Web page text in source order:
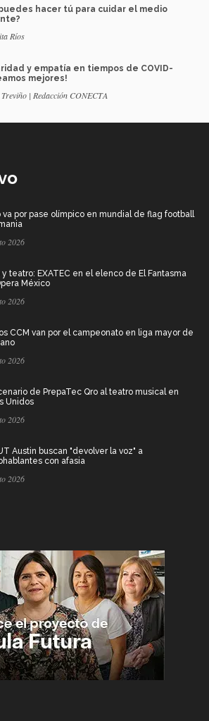
hacer tú para cuidar el medio
Ríos
y empatía en tiempos de COVID-
mejores!
| Redacción CONECTA
va por pase olímpico en mundial de flag football
2026
y teatro: EXATEC en el elenco de El Fantasma
México
2026
CCM van por el campeonato en liga mayor de
2026
de PrepaTec Qro al teatro musical en
Unidos
2026
Austin buscan "devolver la voz" a
con afasia
2026